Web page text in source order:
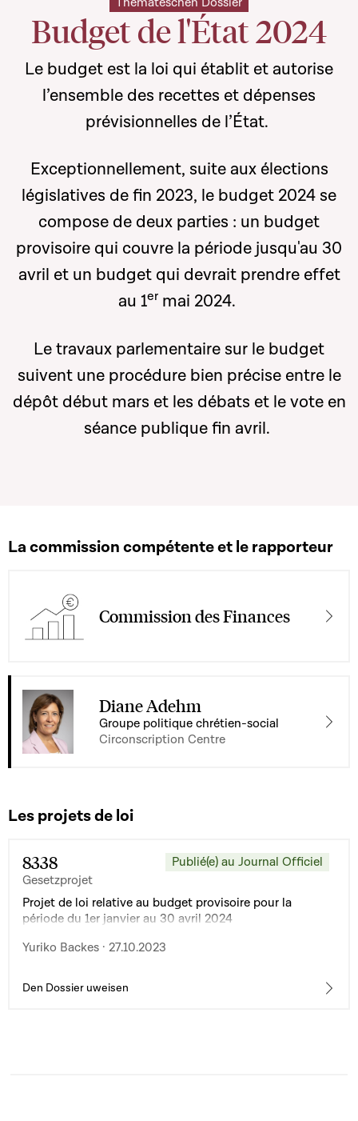
Budget de l'État 2024
Le budget est la loi qui établit et autorise
l’ensemble des recettes et dépenses
prévisionnelles de l’État.
Exceptionnellement, suite aux élections
législatives de fin 2023, le budget 2024 se
compose de deux parties : un budget
provisoire qui couvre la période jusqu'au 30
avril et un budget qui devrait prendre effet
au 1er mai 2024.
Le travaux parlementaire sur le budget
suivent une procédure bien précise entre le
dépôt début mars et les débats et le vote en
séance publique fin avril.
La commission compétente et le rapporteur
Commission des Finances
Diane Adehm
Groupe politique chrétien-social
Circonscription Centre
Les projets de loi
8338
Gesetzprojet
Publié(e) au Journal Officiel
Projet de loi relative au budget provisoire pour la
période du 1er janvier au 30 avril 2024
Yuriko Backes · 27.10.2023
Den Dossier uweisen